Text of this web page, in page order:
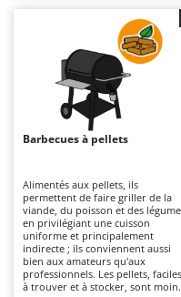
Bancs de scie pour
Bennes pour tracteur
Brosses pour sols
Brouettes à moteur
Broyeurs à axe
Butteurs pour
C
Chargeurs de
Charrues pour
Argo
Ariete
Artus
Attila
Ausonia
Awelco
B
Baesso
Bahco
traditionnelle avec un arôme
prononcé et un rayonnement
direct de la chaleur. La structure
peut être légère, moyenne ou
lourde, avec un foyer en acier
émaillé ou en acier inox et une
surface de cuisson chromée, en
fonte émaillée ou en acier inox de
différentes dimensions (de 2 à 45
convives selon le modèle). Les
modèles avec couvercle
précise de la température grâce à
des valves d'aération. Adaptés aux
jardins et aux espaces ouverts où
la fumée ne constitue pas une
contrainte, ils nécessitent un
enlèvement régulier des cendres
et des résidus et un nettoyage
minutieux de la grille afin de
préserver leur efficacité et leur
Barbecues à pellets
Alimentés aux pellets, ils
permettent de faire griller de la
viande, du poisson et des
en privilégiant une cuisson
uniforme et principalement
indirecte ; ils conviennent aussi
bien aux amateurs qu'aux
professionnels. Les pellets, faciles
à trouver et à stocker, sont